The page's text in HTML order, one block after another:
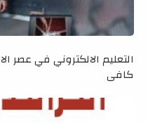
التعليم الالكتروني في
كافي